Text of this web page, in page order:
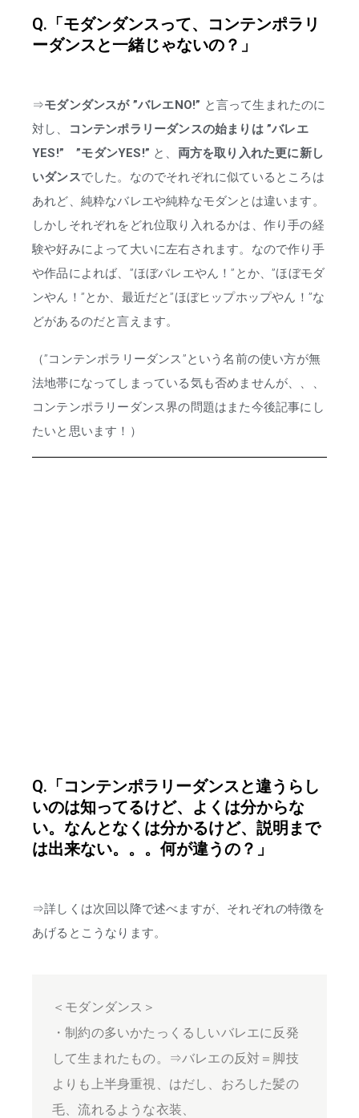
Q.「モダンダンスって、コンテンポラリ
ーダンスと一緒じゃないの？」
⇒モダンダンスが ”バレエNO!” と言って生まれたのに
対し、
コンテンポラリーダンスの始まりは ”バレエ
YES!” ”モダンYES!” と、 両方を取り入れた更に新し
いダンスでした。なのでそれぞれに似ているところは
あれど、純粋なバレエや純粋なモダンとは違います。
しかしそれぞれをどれ位取り入れるかは、作り手の経
験や好みによって大いに左右されます。なので作り手
や作品によれば、”ほぼバレエやん！”とか、”ほぼモダ
ンやん！”とか、最近だと”ほぼヒップホップやん！”な
どがあるのだと言えます。
（”コンテンポラリーダンス”という名前の使い方が無
法地帯になってしまっている気も否めませんが、、、
コンテンポラリーダンス界の問題はまた今後記事にし
たいと思います！）
Q.「コンテンポラリーダンスと違うらし
いのは知ってるけど、よくは分からな
い。なんとなくは分かるけど、説明まで
は出来ない。。。何が違うの？」
⇒詳しくは次回以降で述べますが、それぞれの特徴を
あげるとこうなります。
＜モダンダンス＞
・制約の多いかたっくるしいバレエに反発
して生まれたもの。⇒バレエの反対＝脚技
よりも上半身重視、はだし、おろした髪の
毛、流れるような衣装、